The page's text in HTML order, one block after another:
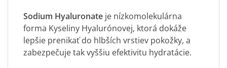
Sodium Hyaluronate je nízkomolekulárna
forma Kyseliny Hyalurónovej, ktorá dokáže
lepšie prenikať do hlbších vrstiev pokožky, a
zabezpečuje tak vyššiu efektivitu hydratácie.